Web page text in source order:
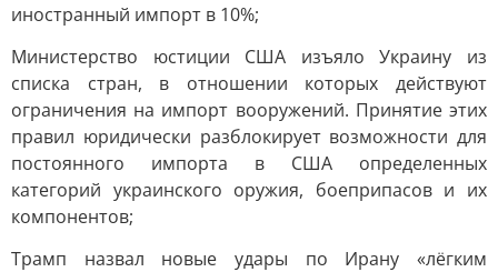
иностранный импорт в 10%;
Министерство юстиции США изъяло Украину из
списка стран, в отношении которых действуют
ограничения на импорт вооружений. Принятие этих
правил юридически разблокирует возможности для
постоянного импорта в США определенных
категорий украинского оружия, боеприпасов и их
компонентов;
Трамп назвал новые удары по Ирану «лёгким